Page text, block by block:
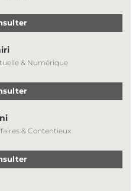
& Numérique
& Contentieux